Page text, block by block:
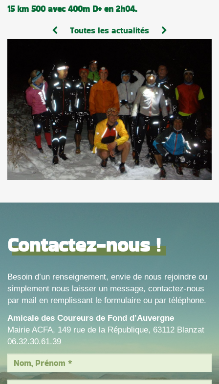
15 km 500 avec 400m D+ en 2h04.
Toutes les actualités
Contactez-nous !
Besoin d’un renseignement, envie de nous rejoindre ou
simplement nous laisser un message, contactez-nous
par mail en remplissant le formulaire ou par téléphone.
Amicale des Coureurs de Fond d’Auvergne
Mairie ACFA, 149 rue de la République, 63112 Blanzat
06.32.30.61.39